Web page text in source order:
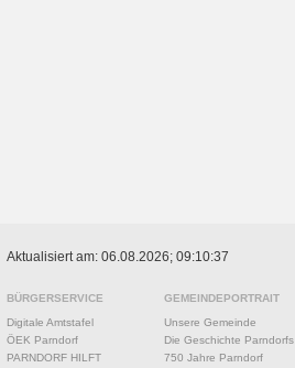
Aktualisiert am: 06.08.2026; 09:10:37
BÜRGERSERVICE
Digitale Amtstafel
ÖEK Parndorf
PARNDORF HILFT
GEMEINDEPORTRAIT
Unsere Gemeinde
Die Geschichte Parndorfs
750 Jahre Parndorf